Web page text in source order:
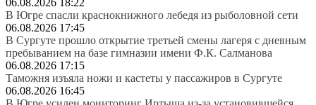
В Югре спасли краснокнижного лебедя из рыболовной сети
06.08.2026 17:45
В Сургуте прошло открытие третьей смены лагеря с дневным
пребыванием на базе гимназии имени Ф.К. Салманова
06.08.2026 17:15
Таможня изъяла ножи и кастеты у пассажиров в Сургуте
06.08.2026 16:45